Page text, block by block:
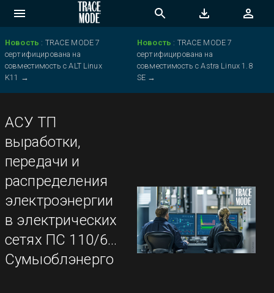
Новость : TRACE MODE 7
сертифицирована на
совместимость с ALT Linux
K11 →
Новость : TRACE MODE 7
сертифицирована на
совместимость с Astra Linux 1.8
SE →
АСУ ТП
выработки,
передачи и
распределения
электроэнергии
в электрических
сетях ПС 110/6кВ
Сумыоблэнерго